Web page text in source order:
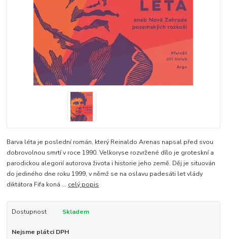
Barva léta je poslední román, který Reinaldo Arenas napsal před svou
dobrovolnou smrtí v roce 1990. Velkoryse rozvržené dílo je groteskní a
parodickou alegorií autorova života i historie jeho země. Děj je situován
do jediného dne roku 1999, v němž se na oslavu padesáti let vlády
diktátora Fifa koná ... celý popis
Dostupnost Skladem
Nejsme plátci DPH